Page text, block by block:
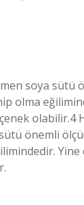
soya sütü
olma
olabilir.4
önemli
Yine